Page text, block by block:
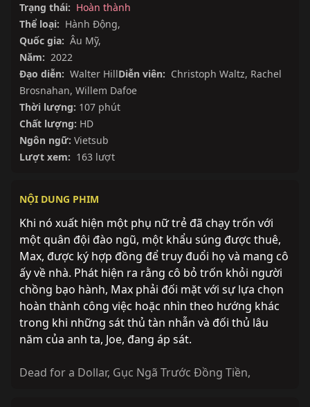
Trạng thái: Hoàn thành
Thể loại: Hành Động,
Quốc gia: Âu Mỹ,
Năm: 2022
Đạo diễn: Walter HillDiễn viên: Christoph Waltz, Rachel
Brosnahan, Willem Dafoe
Thời lượng: 107 phút
Chất lượng: HD
Ngôn ngữ: Vietsub
Lượt xem: 163 lượt
NỘI DUNG PHIM
Khi nó xuất hiện một phụ nữ trẻ đã chạy trốn với
một quân đội đào ngũ, một khẩu súng được thuê,
Max, được ký hợp đồng để truy đuổi họ và mang cô
ấy về nhà. Phát hiện ra rằng cô bỏ trốn khỏi người
chồng bạo hành, Max phải đối mặt với sự lựa chọn
hoàn thành công việc hoặc nhìn theo hướng khác
trong khi những sát thủ tàn nhẫn và đối thủ lâu
năm của anh ta, Joe, đang áp sát.
Dead for a Dollar, Gục Ngã Trước Đồng Tiền,